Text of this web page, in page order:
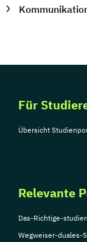
Für
Übersicht
Relevante
Das-Richtige-
Wegweiser-duales-